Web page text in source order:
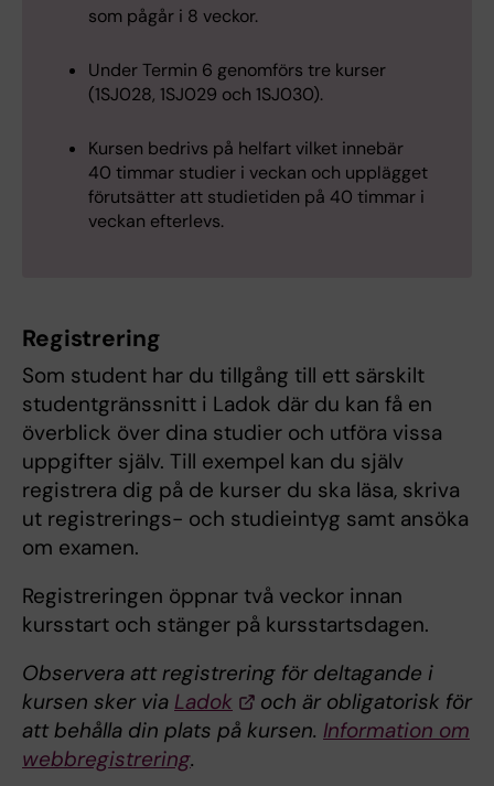
som pågår i 8 veckor.
Under Termin 6 genomförs tre kurser
(1SJ028, 1SJ029 och 1SJ030).
Kursen bedrivs på helfart vilket innebär
40 timmar studier i veckan och upplägget
förutsätter att studietiden på 40 timmar i
veckan efterlevs.
Registrering
Som student har du tillgång till ett särskilt
studentgränssnitt i Ladok där du kan få en
överblick över dina studier och utföra vissa
uppgifter själv. Till exempel kan du själv
registrera dig på de kurser du ska läsa, skriva
ut registrerings- och studieintyg samt ansöka
om examen.
Registreringen öppnar två veckor innan
kursstart och stänger på kursstartsdagen.
Observera att registrering för deltagande i
kursen sker via Ladok
och är obligatorisk för
att behålla din plats på kursen. Information om
webbregistrering.